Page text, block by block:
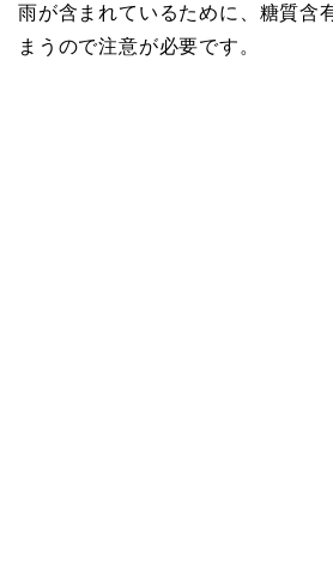
雨が含まれているために、糖質含
まうので注意が必要です。